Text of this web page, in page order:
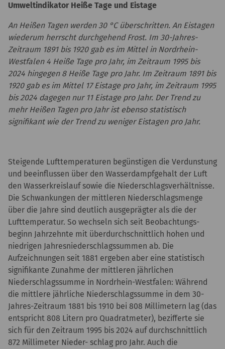
Umweltindikator Heiße Tage und Eistage
An Heißen Tagen werden 30 °C überschritten. An Eistagen
wiederum herrscht durchgehend Frost. Im 30-Jahres-
Zeitraum 1891 bis 1920 gab es im Mittel in Nordrhein-
Westfalen 4 Heiße Tage pro Jahr, im Zeitraum 1995 bis
2024 hingegen 8 Heiße Tage pro Jahr. Im Zeitraum 1891 bis
1920 gab es im Mittel 17 Eistage pro Jahr, im Zeitraum 1995
bis 2024 dagegen nur 11 Eistage pro Jahr. Der Trend zu
mehr Heißen Tagen pro Jahr ist ebenso statistisch
signifikant wie der Trend zu weniger Eistagen pro Jahr.
Steigende Lufttemperaturen begünstigen die Verdunstung
und beeinflussen über den Wasserdampfgehalt der Luft
den Wasserkreislauf sowie die Niederschlagsverhältnisse.
Die Schwankungen der mittleren Niederschlagsmenge
über die Jahre sind deutlich ausgeprägter als die der
Lufttemperatur. So wechseln sich seit Beobachtungs-
beginn Jahrzehnte mit überdurchschnittlich hohen und
niedrigen Jahresniederschlagssummen ab. Die
Aufzeichnungen seit 1881 ergeben aber eine statistisch
signifikante Zunahme der mittleren jährlichen
Niederschlagssumme in Nordrhein-Westfalen: Während
die mittlere jährliche Niederschlagssumme in dem 30-
Jahres-Zeitraum 1881 bis 1910 bei 808 Millimetern lag (das
entspricht 808 Litern pro Quadratmeter), bezifferte sie
sich für den Zeitraum 1995 bis 2024 auf durchschnittlich
872 Millimeter Nieder- schlag pro Jahr. Auch die